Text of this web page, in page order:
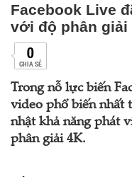
Facebook Live
với độ phân giải
0
CHIA SẺ
Trong nỗ lực biến
video phổ biến nhất
nhật khả năng phát
phân giải 4K.